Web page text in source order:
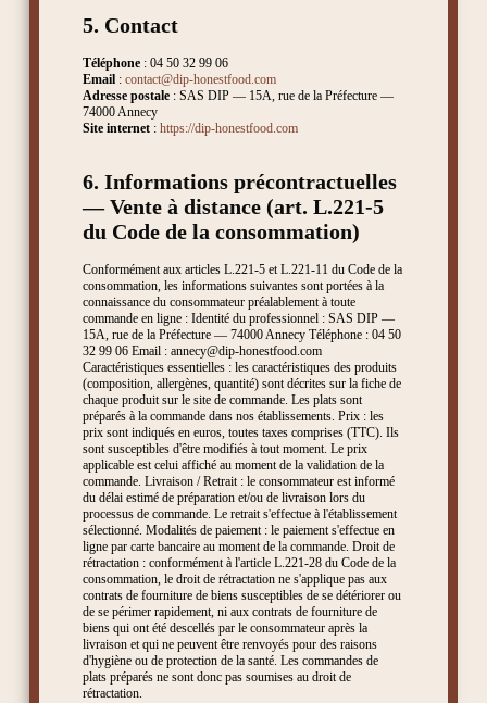
5. Contact
Téléphone: 04 50 32 99 06
Email: contact@dip-honestfood.com
Adresse postale: SAS DIP — 15A, rue de la Préfecture —
74000 Annecy
Site internet: https://dip-honestfood.com
6. Informations précontractuelles
— Vente à distance (art. L.221-5
du Code de la consommation)
Conformément aux articles L.221-5 et L.221-11 du Code de la
consommation, les informations suivantes sont portées à la
connaissance du consommateur préalablement à toute
commande en ligne : Identité du professionnel : SAS DIP —
15A, rue de la Préfecture — 74000 Annecy Téléphone : 04 50
32 99 06 Email : annecy@dip-honestfood.com
Caractéristiques essentielles : les caractéristiques des produits
(composition, allergènes, quantité) sont décrites sur la fiche de
chaque produit sur le site de commande. Les plats sont
préparés à la commande dans nos établissements. Prix : les
prix sont indiqués en euros, toutes taxes comprises (TTC). Ils
sont susceptibles d'être modifiés à tout moment. Le prix
applicable est celui affiché au moment de la validation de la
commande. Livraison / Retrait : le consommateur est informé
du délai estimé de préparation et/ou de livraison lors du
processus de commande. Le retrait s'effectue à l'établissement
sélectionné. Modalités de paiement : le paiement s'effectue en
ligne par carte bancaire au moment de la commande. Droit de
rétractation : conformément à l'article L.221-28 du Code de la
consommation, le droit de rétractation ne s'applique pas aux
contrats de fourniture de biens susceptibles de se détériorer ou
de se périmer rapidement, ni aux contrats de fourniture de
biens qui ont été descellés par le consommateur après la
livraison et qui ne peuvent être renvoyés pour des raisons
d'hygiène ou de protection de la santé. Les commandes de
plats préparés ne sont donc pas soumises au droit de
rétractation.